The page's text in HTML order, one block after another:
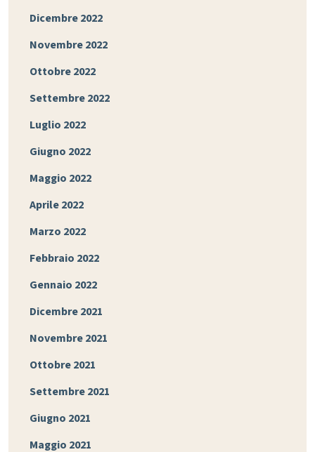
Dicembre 2022
Novembre 2022
Ottobre 2022
Settembre 2022
Luglio 2022
Giugno 2022
Maggio 2022
Aprile 2022
Marzo 2022
Febbraio 2022
Gennaio 2022
Dicembre 2021
Novembre 2021
Ottobre 2021
Settembre 2021
Giugno 2021
Maggio 2021